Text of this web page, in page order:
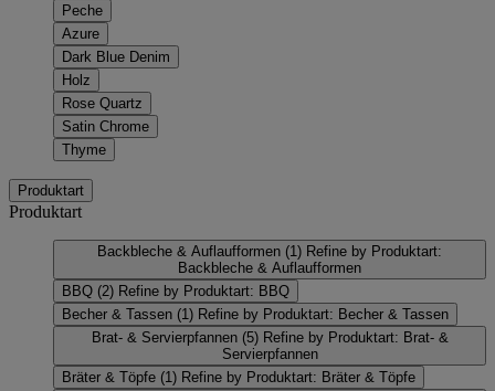
Peche
Azure
Dark Blue Denim
Holz
Rose Quartz
Satin Chrome
Thyme
Produktart
Produktart
Backbleche & Auflaufformen (1) Refine by Produktart:
Backbleche & Auflaufformen
BBQ (2) Refine by Produktart: BBQ
Becher & Tassen (1) Refine by Produktart: Becher & Tassen
Brat- & Servierpfannen (5) Refine by Produktart: Brat- &
Servierpfannen
Bräter & Töpfe (1) Refine by Produktart: Bräter & Töpfe